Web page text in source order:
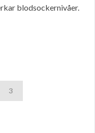
blodsockernivåer.
3